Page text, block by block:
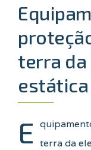
terra
estática
E terra da